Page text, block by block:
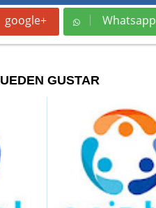
google+ Whatsapp
Whatsapp
GUSTAR